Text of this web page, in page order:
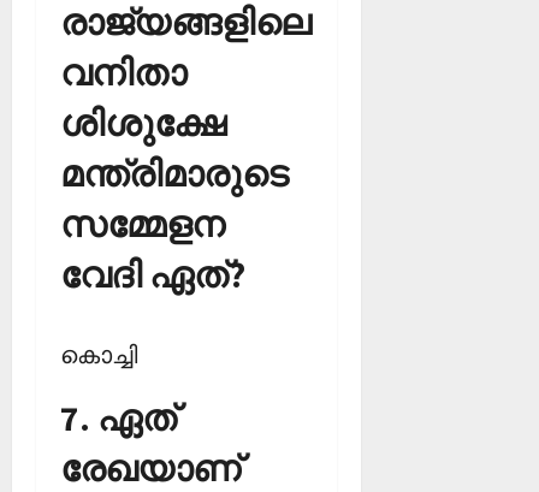
രാജ്യങ്ങളിലെ
വനിതാ
ശിശുക്ഷേ
മന്ത്രിമാരുടെ
സമ്മേളന
വേദി ഏത്?
കൊച്ചി
7. ഏത്
രേഖയാണ്